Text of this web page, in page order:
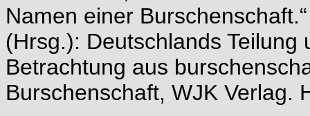
Namen einer
(Hrsg.): Deutschlands
Betrachtung aus
Burschenschaft, WJK Verlag.